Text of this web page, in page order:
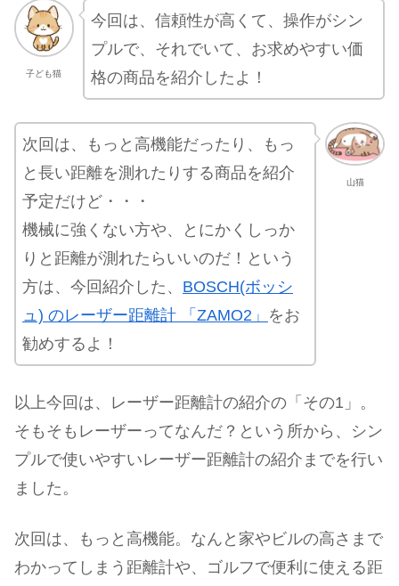
子ども猫
今回は、信頼性が高くて、操作がシン
プルで、それでいて、お求めやすい価
格の商品を紹介したよ！
山猫
次回は、もっと高機能だったり、もっ
と長い距離を測れたりする商品を紹介
予定だけど・・・
機械に強くない方や、とにかくしっか
りと距離が測れたらいいのだ！という
方は、今回紹介した、 BOSCH(ボッシ
ュ) のレーザー距離計 「ZAMO2」 をお
勧めするよ！
以上今回は、レーザー距離計の紹介の「その1」。
そもそもレーザーってなんだ？という所から、シン
プルで使いやすいレーザー距離計の紹介までを行い
ました。
次回は、もっと高機能。なんと家やビルの高さまで
わかってしまう距離計や、ゴルフで便利に使える距